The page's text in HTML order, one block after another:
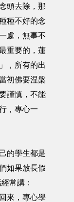
頭去除，那
種不好的念
處，無事不
重要的，蓮
，所有的出
初佛要涅槃
謹慎，不能
，專心一
的學生都是
如果放長假
常講：
來，專心學